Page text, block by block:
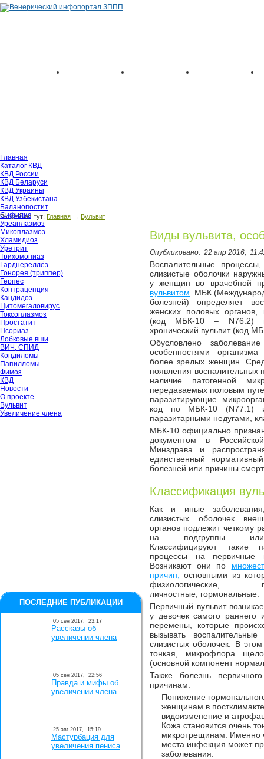
Главная
Каталог КВД
КВД России
КВД Беларуси
КВД Украины
КВД Узбекистана
Баланопостит
Сифилис
Уреаплазмоз
Микоплазмоз
Хламидиоз
Уретрит
Трихомониаз
Гарднереллёз
Гонорея (триппер)
Герпес
Контрацепция
Кандидоз
Цитомегаловирус
Токсоплазмоз
Простатит
Псориаз
Лобковые вши
ВИЧ, СПИД
Кондиломы
Папилломы
Фимоз
КВД
Новости
О проекте
Вульвит
Увеличение члена
Вы сейчас тут: Главная → Вульвит
Виды вульвита,
Опубликовано: 22 апр 2016,
Воспалительные
слизистые оболочки
у женщин во врачебной
вульвитом . МБК
болезней) определяет
женских половых органов,
(код МБК-10 – N76.2)
хронический вульвит (код
Обусловлено
особенностями
более зрелых женщин.
появления воспалительных
наличие патогенной
передаваемых половым
паразитирующие
код по МБК-10 (N77.1) и
паразитарными недугами,
МБК-10 официально
документом в
Минздрава и
единственный
болезней или причины
Классификация
Как и иные
слизистых оболочек
органов подлежит четкому
на подгруппы
Классифицируют такие
процессы на первичные
Возникают они по
причин,
основными из
физиологические,
личностные, гормональные.
Первичный вульвит
у девочек самого раннего
перемены, которые
вызывать
слизистых оболочек. В
тонкая, микрофлора
(основной компонент
Также болезнь
причинам:
Понижение
женщинам в
видоизменение и
Кожа становится очень
микротрещинам. Именно
места инфекция может
заболевания.
ПОСЛЕДНИЕ ПУБЛИКАЦИИ
05 сен 2017, 23:17
Рассказы об
увеличении члена
05 сен 2017, 22:56
Правда и мифы об
увеличении члена
25 авг 2017, 15:19
Мастурбация для
увеличения пениса